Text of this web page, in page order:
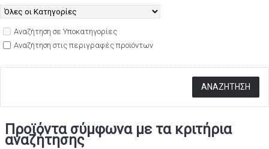
Αναζήτηση σε Υποκατηγορίες
Αναζήτηση στις περιγραφές προϊόντων
Προϊόντα σύμφωνα με τα κριτήρια
αναζήτησης